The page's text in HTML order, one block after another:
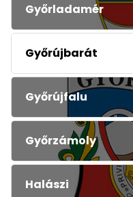
Győrladamér
Győrújbarát
Győrújfalu
Győrzámoly
Halászi